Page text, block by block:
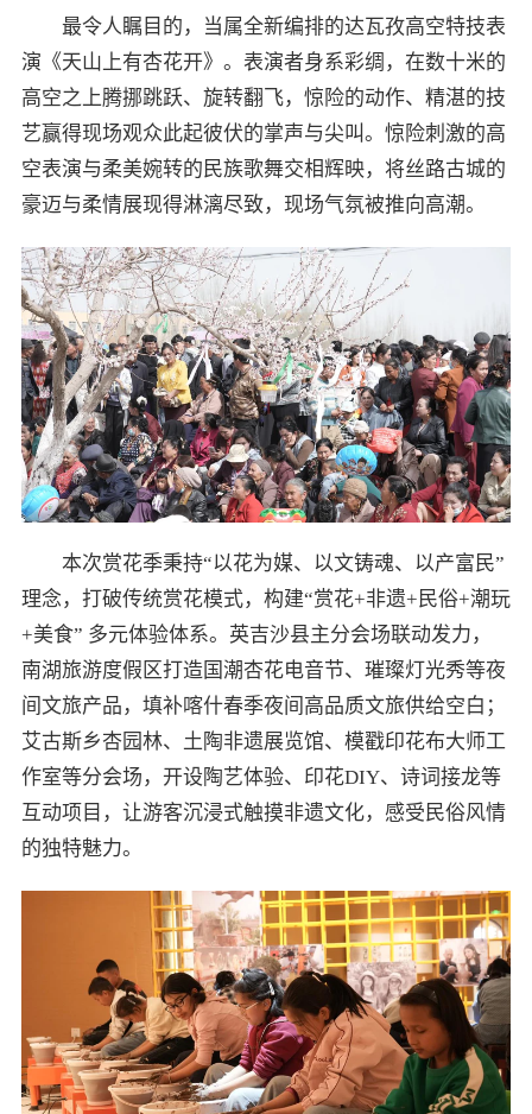
最令人瞩目的，当属全新编排的达瓦孜高空特技表
演《天山上有杏花开》。表演者身系彩绸，在数十米的
高空之上腾挪跳跃、旋转翻飞，惊险的动作、精湛的技
艺赢得现场观众此起彼伏的掌声与尖叫。惊险刺激的高
空表演与柔美婉转的民族歌舞交相辉映，将丝路古城的
豪迈与柔情展现得淋漓尽致，现场气氛被推向高潮。
本次赏花季秉持“以花为媒、以文铸魂、以产富民”
理念，打破传统赏花模式，构建“赏花+非遗+民俗+潮玩
+美食” 多元体验体系。英吉沙县主分会场联动发力，
南湖旅游度假区打造国潮杏花电音节、璀璨灯光秀等夜
间文旅产品，填补喀什春季夜间高品质文旅供给空白；
艾古斯乡杏园林、土陶非遗展览馆、模戳印花布大师工
作室等分会场，开设陶艺体验、印花DIY、诗词接龙等
互动项目，让游客沉浸式触摸非遗文化，感受民俗风情
的独特魅力。